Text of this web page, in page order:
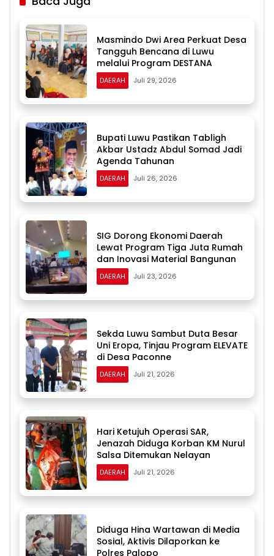
Masmindo Dwi Area Perkuat Desa
Tangguh Bencana di Luwu
melalui Program DESTANA
DAERAH Juli 29, 2026
Bupati Luwu Pastikan Tabligh
Akbar Ustadz Abdul Somad Jadi
Agenda Tahunan
DAERAH Juli 26, 2026
SIG Dorong Ekonomi Daerah
Lewat Program Tiga Juta Rumah
dan Inovasi Material Bangunan
DAERAH Juli 23, 2026
Sekda Luwu Sambut Duta Besar
Uni Eropa, Tinjau Program ELEVATE
di Desa Paconne
DAERAH Juli 21, 2026
Hari Ketujuh Operasi SAR,
Jenazah Diduga Korban KM Nurul
Salsa Ditemukan Nelayan
DAERAH Juli 21, 2026
Diduga Hina Wartawan di Media
Sosial, Aktivis Dilaporkan ke
Polres Palopo